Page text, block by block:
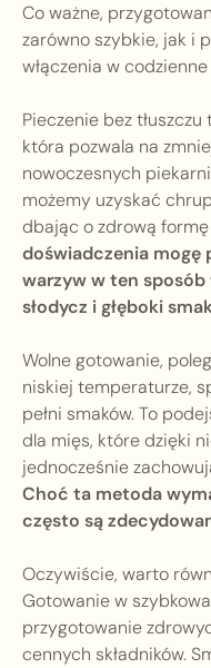
Co ważne,
zarówno szybkie, jak i
włączenia w codzienne
Pieczenie bez
która pozwala na
nowoczesnych
możemy uzyskać
dbając o zdrową
doświadczenia mogę
warzyw w ten
słodycz i głęboki
Wolne gotowanie,
niskiej temperaturze,
pełni smaków. To
dla mięs, które dzięki
jednocześnie
Choć ta metoda
często są
Oczywiście, warto
Gotowanie w
przygotowanie
cennych składników.